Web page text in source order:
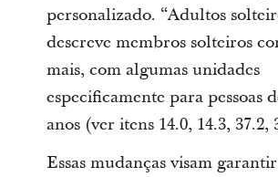
personalizado. “Adultos
descreve membros solteiros
mais, com algumas unidades
especificamente para pessoas
anos (ver itens 14.0, 14.3, 37.2,
Essas mudanças visam